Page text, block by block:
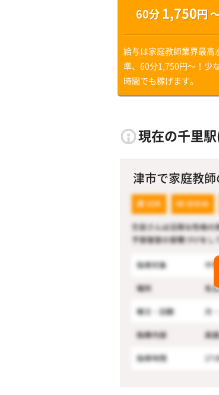
60分 1,750円
給与は家庭教師業界最高
準、60分1,750円〜！少
時間でも稼げます。
現在の千里
津市で家庭教